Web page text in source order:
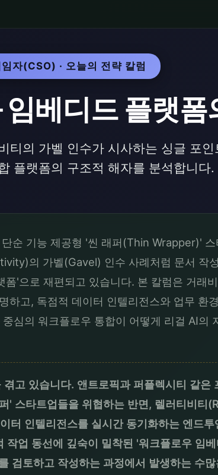
자(CSO) · 오늘의 전략 칼럼
베디드 플랫폼
티의 가벨 인수가 시사하는 싱글 포인
플랫폼의 구조적 해자를 분석합니다.
순 기능 제공형 '씬 래퍼(Thin Wrapper)'
의 가벨(Gavel) 인수 사례처럼 문서 작
'으로 재편되고 있습니다. 본 칼럼은 거래
고, 독점적 데이터 인텔리전스와 업무 환
심의 워크플로우 통합이 어떻게 리걸 AI의
고 있습니다. 앤트로픽과 퍼플렉시티 같은
' 스타트업들을 위협하는 반면, 렐러티비
터 인텔리전스를 실시간 동기화하는 엔드
업 동선에 깊숙이 밀착된 '워크플로우 임
검토하고 작성하는 과정에서 발생하는 수